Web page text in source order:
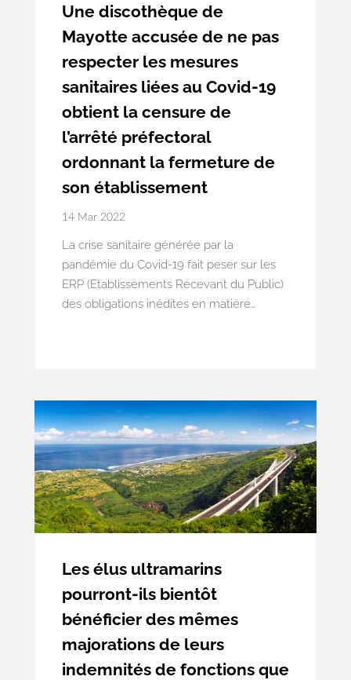
Une discothèque de
Mayotte accusée de ne pas
respecter les mesures
sanitaires liées au Covid-19
obtient la censure de
l’arrêté préfectoral
ordonnant la fermeture de
son établissement
14 Mar 2022
La crise sanitaire générée par la
pandémie du Covid-19 fait peser sur les
ERP (Etablissements Recevant du Public)
des obligations inédites en matière
propagation du virus, telles que les
mesures de distanciation sociale, de port
du masque de protection, et surtout de
contrôle de détention auprès de leurs
clients de leur pass sanitaire devenu par
la suite le pass vaccinal.
Les élus ultramarins
pourront-ils bientôt
bénéficier des mêmes
majorations de leurs
indemnités de fonctions que